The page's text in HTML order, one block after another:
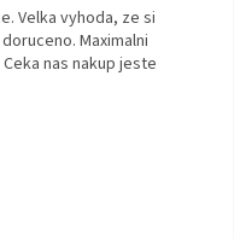
Velka vyhoda, ze si
Maximalni
nas nakup jeste
z 5 hvězdiček.